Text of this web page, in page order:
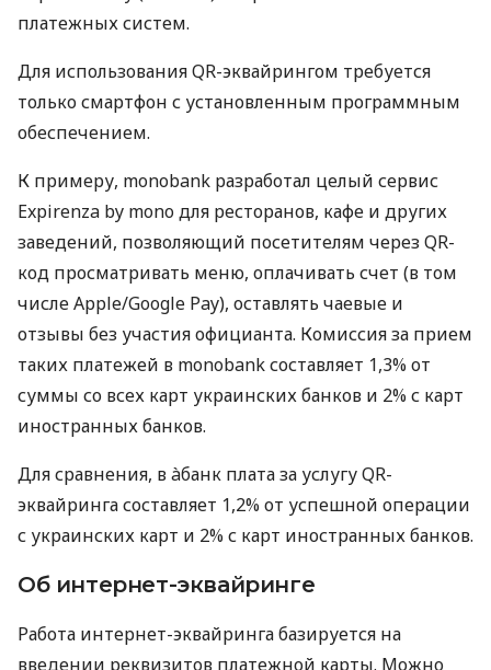
платежных систем.
Для использования QR-эквайрингом требуется
только смартфон с установленным программным
обеспечением.
К примеру, monobank разработал целый сервис
Expirenza by mono для ресторанов, кафе и других
заведений, позволяющий посетителям через QR-
код просматривать меню, оплачивать счет (в том
числе Apple/Google Pay), оставлять чаевые и
отзывы без участия официанта. Комиссия за прием
таких платежей в monobank составляет 1,3% от
суммы со всех карт украинских банков и 2% с карт
иностранных банков.
Для сравнения, в àбанк плата за услугу QR-
эквайринга составляет 1,2% от успешной операции
с украинских карт и 2% с карт иностранных банков.
Об интернет-эквайринге
Работа интернет-эквайринга базируется на
введении реквизитов платежной карты. Можно